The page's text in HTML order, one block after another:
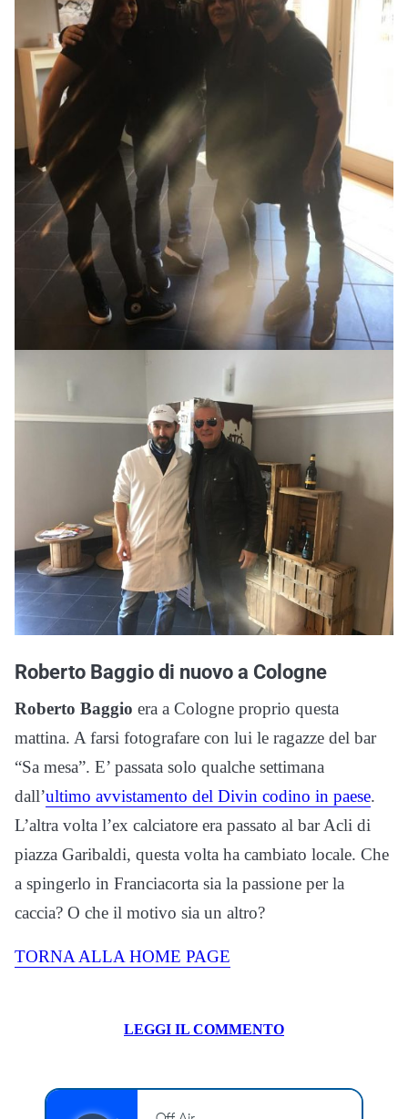
Roberto Baggio di nuovo a Cologne
Roberto Baggio era a Cologne proprio questa
mattina. A farsi fotografare con lui le ragazze del bar
“Sa mesa”. E’ passata solo qualche settimana
dall’ultimo avvistamento del Divin codino in paese.
L’altra volta l’ex calciatore era passato al bar Acli di
piazza Garibaldi, questa volta ha cambiato locale. Che
a spingerlo in Franciacorta sia la passione per la
caccia? O che il motivo sia un altro?
TORNA ALLA HOME PAGE
LEGGI IL COMMENTO